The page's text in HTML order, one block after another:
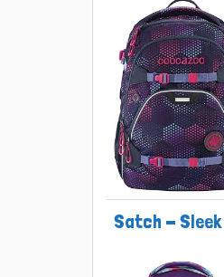
Satch - Sleek